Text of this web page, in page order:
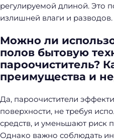
регулируемой длиной. Это
излишней влаги и разводов.
Можно ли
полов бытовую
пароочиститель?
преимущества и
Да, пароочистители
поверхности, не требуя
средств, и уменьшают риск
Однако важно соблюдать